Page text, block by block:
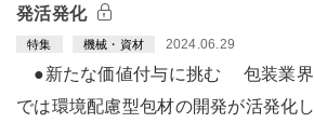
発活発化
特集 機械・資材 2024.06.29
●新たな価値付与に挑む 包装業界
では環境配慮型包材の開発が活発化し